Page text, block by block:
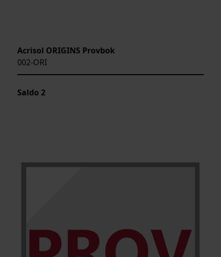
Acrisol ORIGINS Provbok
002-ORI
Saldo 2